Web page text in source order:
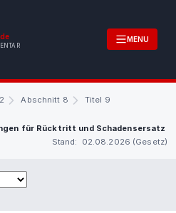
MENU
Abschnitt 8
Titel 9
für Rücktritt und Schadensersatz
Stand: 02.08.2026 (Gesetz)